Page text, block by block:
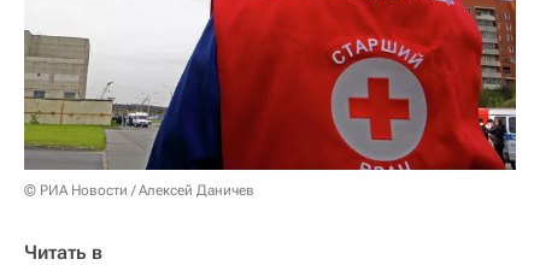
© РИА Новости / Алексей Даничев
Читать в